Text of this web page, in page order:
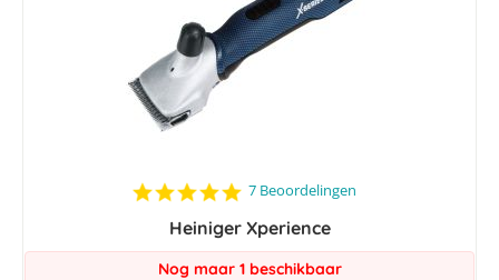
5.0
rating
7 Beoordelingen
Heiniger Xperience
Nog maar 1 beschikbaar